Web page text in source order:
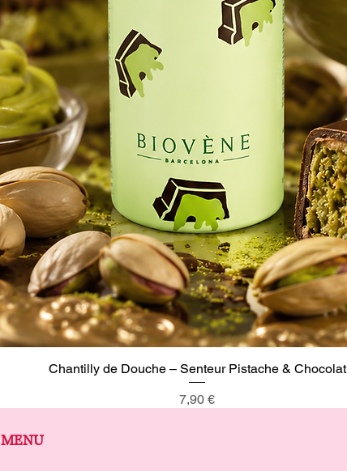
Aperçu rapide
Chantilly de Douche – Senteur Pistache & Chocolat
Prix
7,90 €
MENU